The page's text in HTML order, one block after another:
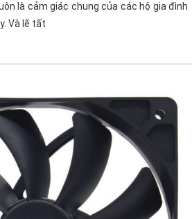
là cảm giác chung của các hộ gia đình
Và lẽ tất